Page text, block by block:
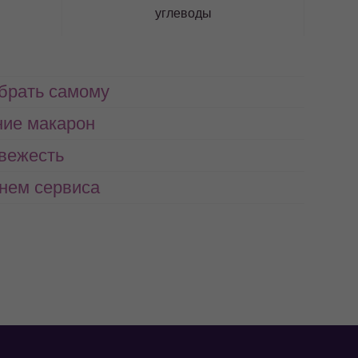
углеводы
самому
макарон
сервиса